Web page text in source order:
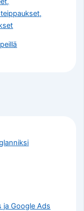
ja Google Ads